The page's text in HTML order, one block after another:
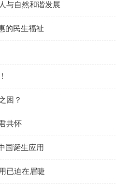
与自然和谐发展
的民生福祉
困？
共怀
国诞生应用
已迫在眉睫